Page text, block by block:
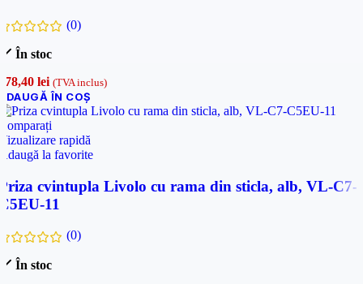
(0)
În stoc
lei (TVA inclus)
ÎN COȘ
rapidă
la favorite
cvintupla Livolo cu rama din sticla, alb, VL-C7-
11
(0)
În stoc